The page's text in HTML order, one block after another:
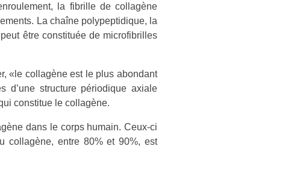
la fibrille de collagène
La chaîne polypeptidique, la
être constituée de microfibrilles
«le collagène est le plus abondant
d’une structure périodique axiale
constitue le collagène.
dans le corps humain. Ceux-ci
collagène, entre 80% et 90%, est